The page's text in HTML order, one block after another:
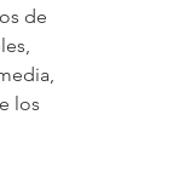
de
los